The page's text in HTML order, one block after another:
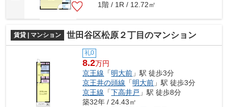
1階 / 1R / 12.72㎡
賃貸 | マンション 世田谷区松原２丁目のマンション
礼0
8.2万円
京王線 「明大前 」駅 徒歩3分
京王井の頭線 「明大前 」駅 徒歩3分
京王線 「下高井戸 」駅 徒歩8分
築32年 / 24.43㎡